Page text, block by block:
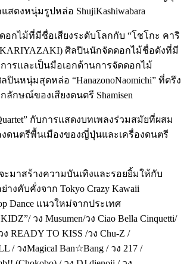
สดงหนุ่มรูปหล่อ ShujiKashiwabara
อกไม้ที่มีชื่อเสียงระดับโลกกับ “โชโกะ คาริ
KARIYAZAKI) ศิลปินนักจัดดอกไม้ชื่อดังที่มี
ารและเป็นมือเอกด้านการจัดดอกไม้
นหนุ่มสุดหล่อ “HanazonoNaomichi” ที่ตรึง
ลักษณ์ของเสียงดนตรี Shamisen
กับการแสดงบทเพลงร่วมสมัยที่ผสม
งดนตรีพื้นเมืองของญี่ปุ่นและเครื่องดนตรี
มาสร้างความบันเทิงและรอยยิ้มให้กับ
งคับคั่งจาก Tokyo Crazy Kawaii
Dance แนวใหม่จากประเทศ
วง Musumen/วง Ciao Bella Cinquetti/
ง READY TO KISS /วง Chu-Z /
/ วงMagical Ban☆Bang / วง 217 /